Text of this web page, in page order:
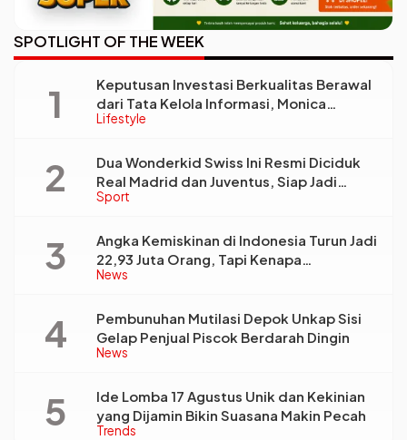
SPOTLIGHT OF THE WEEK
Lifestyle
Keputusan Investasi Berkualitas Berawal
dari Tata Kelola Informasi, Monica
Triyadi: Bukan Sekadar Analisis
Sport
Dua Wonderkid Swiss Ini Resmi Diciduk
Real Madrid dan Juventus, Siap Jadi
Bintang Baru Eropa
News
Angka Kemiskinan di Indonesia Turun Jadi
22,93 Juta Orang, Tapi Kenapa
Ketimpangan Desa dan Kota Malah Makin
News
Pembunuhan Mutilasi Depok Unkap Sisi
Gelap Penjual Piscok Berdarah Dingin
Trends
Ide Lomba 17 Agustus Unik dan Kekinian
yang Dijamin Bikin Suasana Makin Pecah